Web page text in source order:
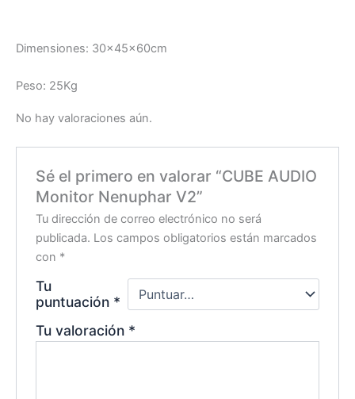
Dimensiones: 30x45x60cm
Peso: 25Kg
No hay valoraciones aún.
Sé el primero en valorar “CUBE AUDIO
Monitor Nenuphar V2”
Tu dirección de correo electrónico no será
publicada. Los campos obligatorios están marcados
con *
Tu
puntuación *
Tu valoración *